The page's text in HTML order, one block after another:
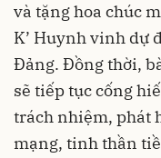
và tặng hoa chúc
K’ Huynh vinh dự
Đảng. Đồng thời,
sẽ tiếp tục cống
trách nhiệm, phát
mạng, tinh thần